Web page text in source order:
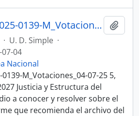
009_An-Cjee-2025-0139-M_Votaciones_04-07-25, Sesion 008 Justicia y Estructura del Estado
· U. D. Simple ·
04
Nacional
M_Votaciones_04-07-25 5,
Justicia y Estructura del
a conocer y resolver sobre el
que recomienda el archivo del